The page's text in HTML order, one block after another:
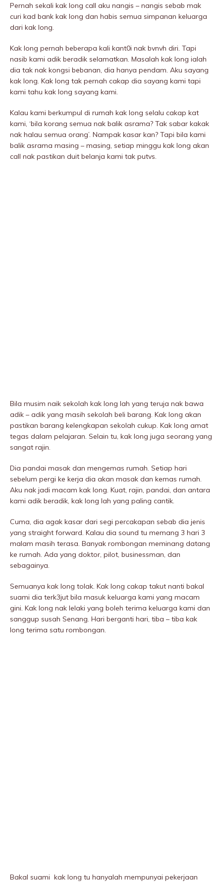
Pernah sekali kak long call aku nangis – nangis sebab mak
curi kad bank kak long dan habis semua simpanan keluarga
dari kak long.
Kak long pernah beberapa kali kant0i nak bvnvh diri. Tapi
nasib kami adik beradik selamatkan. Masalah kak long ialah
dia tak nak kongsi bebanan, dia hanya pendam. Aku sayang
kak long. Kak long tak pernah cakap dia sayang kami tapi
kami tahu kak long sayang kami.
Kalau kami berkumpul di rumah kak long selalu cakap kat
kami, ‘bila korang semua nak balik asrama? Tak sabar kakak
nak halau semua orang’. Nampak kasar kan? Tapi bila kami
balik asrama masing – masing, setiap minggu kak long akan
call nak pastikan duit belanja kami tak putvs.
Bila musim naik sekolah kak long lah yang teruja nak bawa
adik – adik yang masih sekolah beli barang. Kak long akan
pastikan barang kelengkapan sekolah cukup. Kak long amat
tegas dalam pelajaran. Selain tu, kak long juga seorang yang
sangat rajin.
Dia pandai masak dan mengemas rumah. Setiap hari
sebelum pergi ke kerja dia akan masak dan kemas rumah.
Aku nak jadi macam kak long. Kuat, rajin, pandai, dan antara
kami adik beradik, kak long lah yang paling cantik.
Cuma, dia agak kasar dari segi percakapan sebab dia jenis
yang straight forward. Kalau dia sound tu memang 3 hari 3
malam masih terasa. Banyak rombongan meminang datang
ke rumah. Ada yang doktor, pilot, businessman, dan
sebagainya.
Semuanya kak long tolak. Kak long cakap takut nanti bakal
suami dia terk3jut bila masuk keluarga kami yang macam
gini. Kak long nak lelaki yang boleh terima keluarga kami dan
sanggup susah Senang. Hari berganti hari, tiba – tiba kak
long terima satu rombongan.
Bakal suami kak long tu hanyalah mempunyai pekerjaan